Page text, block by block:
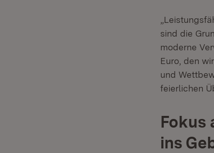
sind die
moderne
Euro, den
und
feierlichen
Fokus
ins